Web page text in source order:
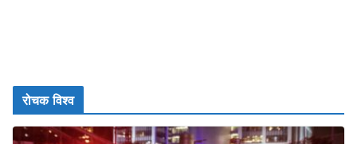
रोचक विश्व